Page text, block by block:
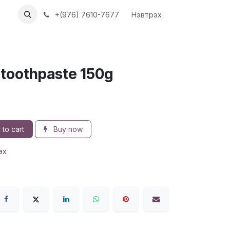
АЖЛЫН БАЙРУУД+(976) 7610-7677 Нэвтрэх
150g
cart Buy now